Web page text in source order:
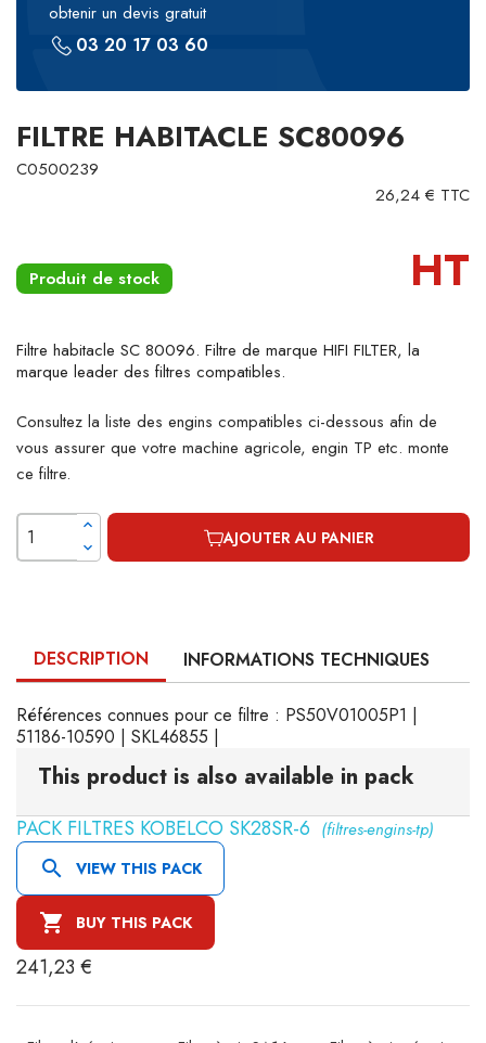
obtenir un devis gratuit
03 20 17 03 60
FILTRE HABITACLE SC80096
C0500239
26,24 € TTC
Produit de stock HT
Filtre habitacle SC 80096. Filtre de marque HIFI FILTER, la
marque leader des filtres compatibles.
Consultez la liste des engins compatibles ci-dessous afin de
vous assurer que votre machine agricole, engin TP etc. monte
ce filtre.
AJOUTER AU PANIER
DESCRIPTION INFORMATIONS TECHNIQUES
Références connues pour ce filtre : PS50V01005P1 |
51186-10590 | SKL46855 |
This product is also available in pack
PACK FILTRES KOBELCO SK28SR-6 (filtres-engins-tp)
 VIEW THIS PACK
 BUY THIS PACK
241,23 €